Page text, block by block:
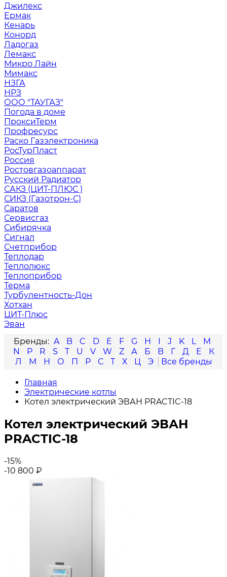
Джилекс
Ермак
Кенарь
Конорд
Ладогаз
Лемакс
Микро Лайн
Мимакс
НЗГА
НРЗ
ООО "ТАУГАЗ"
Погода в доме
ПроксиТерм
Профресурс
Раско Газэлектроника
РосТурПласт
Россия
Ростовгазоаппарат
Русский Радиатор
САКЗ (ЦИТ-ПЛЮС )
СИКЗ (Газотрон-С)
Саратов
Сервисгаз
Сибирячка
Сигнал
Счетприбор
Теплодар
Теплолюкс
Теплоприбор
Терма
Турбулентность-Дон
Хотхан
ЦИТ-Плюс
Эван
A
B C D E F G H I J K L
M
N
P R S T U V W Z А Б В Г Д Е
К
Л
М Н О П Р С Т Х Ц Э
Главная
Электрические котлы
Котел электрический ЭВАН PRACTIC-18
Котел электрический ЭВАН
PRACTIC-18
-15%
-10 800 ₽